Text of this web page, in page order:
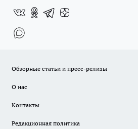
Обзорные статьи и пресс-релизы
О нас
Контакты
Редакционная политика